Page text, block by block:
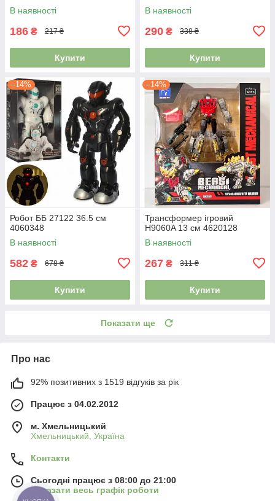
В наявності
186 ₴ 217 ₴
Купити
В наявності
290 ₴ 338 ₴
Купити
–14%
Робот ББ 27122 36.5 см
4060348
В наявності
582 ₴ 678 ₴
Купити
–14%
Трансформер ігровий
H9060A 13 см 4620128
В наявності
267 ₴ 311 ₴
Купити
Показати ще
Про нас
92% позитивних з 1519 відгуків за рік
Працює з 04.02.2012
м. Хмельницький
Хмельницький, Україна
Контакти
Сьогодні працює з 08:00 до 21:00
Показати весь графік роботи